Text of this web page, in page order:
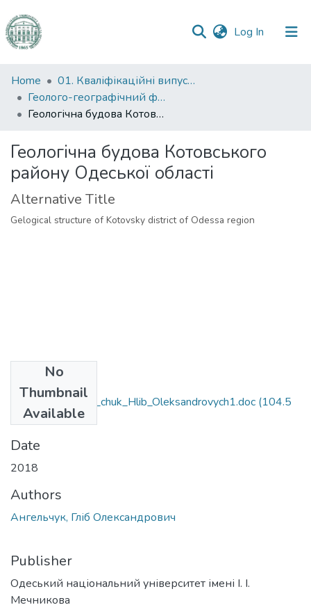
Log In (current)
Communities
&
Collections
Statistics
Home
01. Кваліфікаційні випускні роботи здобувачів вищої освіти
Геолого-географічний факультет
Геологічна будова Котовського району Одеської області
Геологічна будова Котовського
району Одеської області
Alternative Title
Gelogical structure of Kotovsky district of Odessa region
No
Thumbnail
Available
6.040103_Anhel_chuk_Hlib_Oleksandrovych1.doc (104.5
KB)
Date
2018
Authors
Ангельчук, Гліб Олександрович
Publisher
Одеський національний університет імені І. І.
Мечникова